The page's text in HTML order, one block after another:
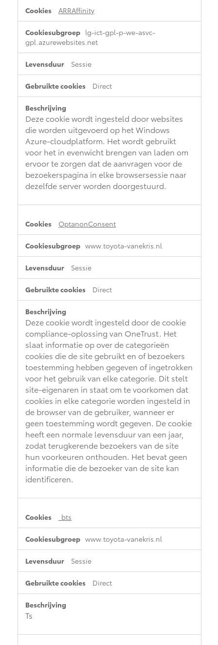
ARRAffinity
lg-ict-gpl-p-we-asvc-
gpl.azurewebsites.net
Sessie
Direct
Deze cookie wordt ingesteld door websites
die worden uitgevoerd op het Windows
Azure-cloudplatform. Het wordt gebruikt
voor het in evenwicht brengen van laden om
ervoor te zorgen dat de aanvragen voor de
bezoekerspagina in elke browsersessie naar
dezelfde server worden doorgestuurd.
OptanonConsent
www.toyota-vanekris.nl
Sessie
Direct
Deze cookie wordt ingesteld door de cookie
compliance-oplossing van OneTrust. Het
slaat informatie op over de categorieën
cookies die de site gebruikt en of bezoekers
toestemming hebben gegeven of ingetrokken
voor het gebruik van elke categorie. Dit stelt
site-eigenaren in staat om te voorkomen dat
cookies in elke categorie worden ingesteld in
de browser van de gebruiker, wanneer er
geen toestemming wordt gegeven. De cookie
heeft een normale levensduur van een jaar,
zodat terugkerende bezoekers van de site
hun voorkeuren onthouden. Het bevat geen
informatie die de bezoeker van de site kan
identificeren.
_bts
www.toyota-vanekris.nl
Sessie
Direct
Ts